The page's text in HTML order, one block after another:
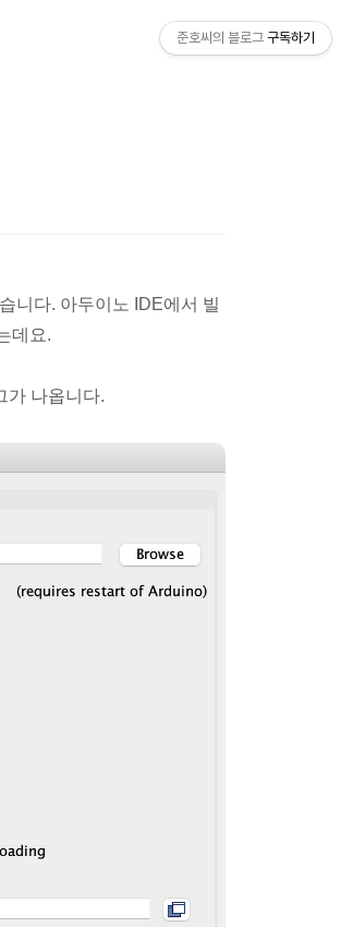
니다. 아두이노 IDE에서 빌
데요.
가 나옵니다.
준호씨의 블로그 구독하기